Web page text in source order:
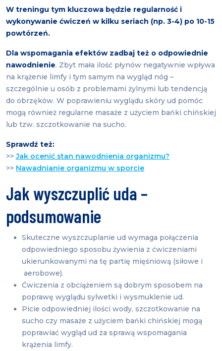
W treningu tym kluczowa będzie regularność i
wykonywanie ćwiczeń w kilku seriach (np. 3-4) po 10-15
powtórzeń.
Dla wspomagania efektów zadbaj też o odpowiednie
nawodnienie. Zbyt mała ilość płynów negatywnie wpływa
na krążenie limfy i tym samym na wygląd nóg –
szczególnie u osób z problemami żylnymi lub tendencją
do obrzęków. W poprawieniu wyglądu skóry ud pomóc
mogą również regularne masaże z użyciem bańki chińskiej
lub tzw. szczotkowanie na sucho.
Sprawdź też:
>>Jak ocenić stan nawodnienia organizmu?
>> Nawadnianie organizmu w sporcie
Jak wyszczuplić uda –
podsumowanie
Skuteczne wyszczuplanie ud wymaga połączenia
odpowiedniego sposobu żywienia z ćwiczeniami
ukierunkowanymi na tę partię mięśniową (siłowe i
aerobowe).
Ćwiczenia z obciążeniem są dobrym sposobem na
poprawę wyglądu sylwetki i wysmuklenie ud.
Picie odpowiedniej ilości wody, szczotkowanie na
sucho czy masaże z użyciem bańki chińskiej mogą
poprawiać wygląd ud za sprawą wspomagania
krążenia limfy.